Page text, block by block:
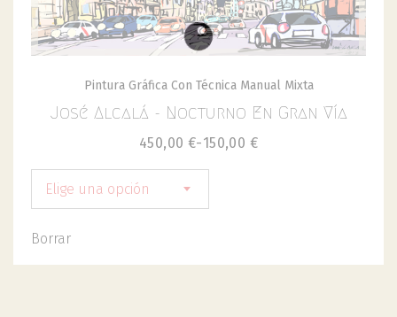
Pintura Gráfica Con Técnica Manual Mixta
José Alcalá - Nocturno En Gran Vía
150,00 €
-
450,00 €
Elige una opción
Borrar